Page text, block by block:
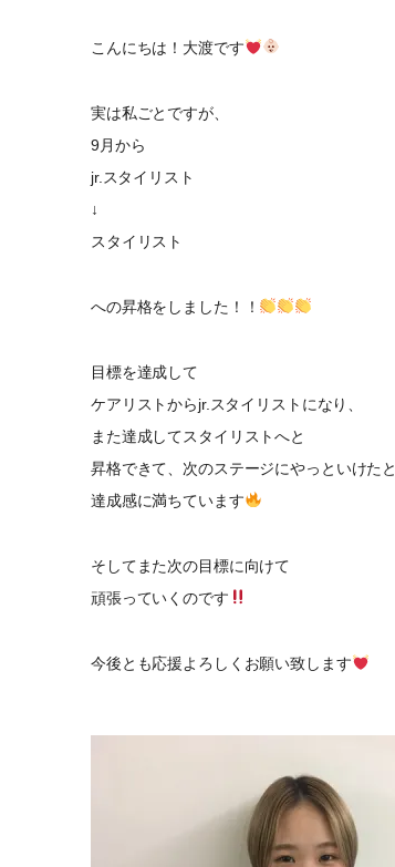
こんにちは！大渡です
実は私ごとですが、
9月から
jr.スタイリスト
↓
スタイリスト
への昇格をしました！！
目標を達成して
ケアリストからjr.スタイリストになり、
また達成してスタイリストへと
昇格できて、次のステージにやっといけたと
達成感に満ちています
そしてまた次の目標に向けて
頑張っていくのです
今後とも応援よろしくお願い致します